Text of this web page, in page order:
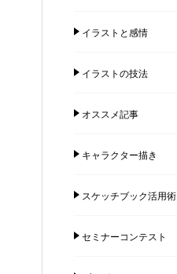
イラストと感情
イラストの技法
オススメ記事
キャラクター描き
スケッチブック活用術
セミナーコンテスト